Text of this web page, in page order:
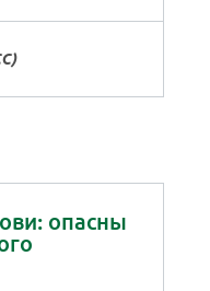
опасны